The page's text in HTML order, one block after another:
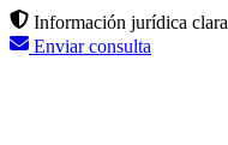
Información jurídica clara
Enviar consulta